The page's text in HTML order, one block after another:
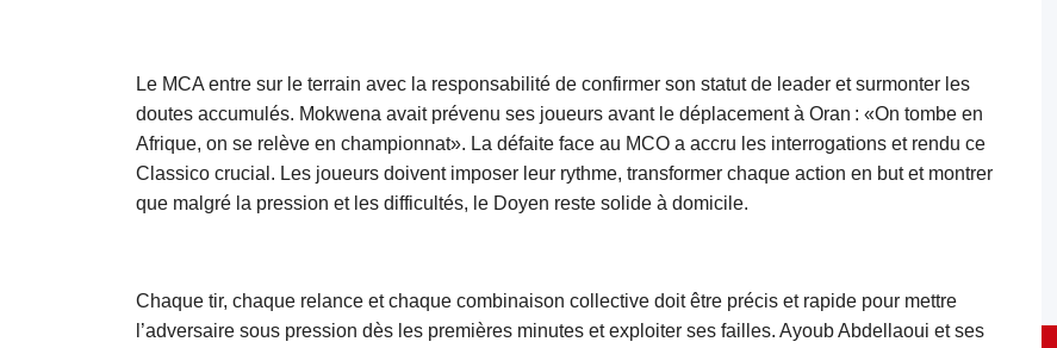
Le MCA entre sur le terrain avec la responsabilité de confirmer son statut de leader et surmonter les
doutes accumulés. Mokwena avait prévenu ses joueurs avant le déplacement à Oran : «On tombe en
Afrique, on se relève en championnat». La défaite face au MCO a accru les interrogations et rendu ce
Classico crucial. Les joueurs doivent imposer leur rythme, transformer chaque action en but et montrer
que malgré la pression et les difficultés, le Doyen reste solide à domicile.
Chaque tir, chaque relance et chaque combinaison collective doit être précis et rapide pour mettre
l’adversaire sous pression dès les premières minutes et exploiter ses failles. Ayoub Abdellaoui et ses